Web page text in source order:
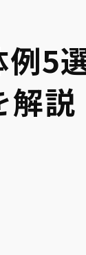
5選
解説